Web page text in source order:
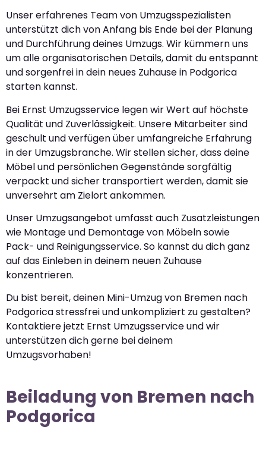
Unser erfahrenes Team von Umzugsspezialisten
unterstützt dich von Anfang bis Ende bei der Planung
und Durchführung deines Umzugs. Wir kümmern uns
um alle organisatorischen Details, damit du entspannt
und sorgenfrei in dein neues Zuhause in Podgorica
starten kannst.
Bei Ernst Umzugsservice legen wir Wert auf höchste
Qualität und Zuverlässigkeit. Unsere Mitarbeiter sind
geschult und verfügen über umfangreiche Erfahrung
in der Umzugsbranche. Wir stellen sicher, dass deine
Möbel und persönlichen Gegenstände sorgfältig
verpackt und sicher transportiert werden, damit sie
unversehrt am Zielort ankommen.
Unser Umzugsangebot umfasst auch Zusatzleistungen
wie Montage und Demontage von Möbeln sowie
Pack- und Reinigungsservice. So kannst du dich ganz
auf das Einleben in deinem neuen Zuhause
konzentrieren.
Du bist bereit, deinen Mini-Umzug von Bremen nach
Podgorica stressfrei und unkompliziert zu gestalten?
Kontaktiere jetzt Ernst Umzugsservice und wir
unterstützen dich gerne bei deinem
Umzugsvorhaben!
Beiladung von Bremen nach
Podgorica